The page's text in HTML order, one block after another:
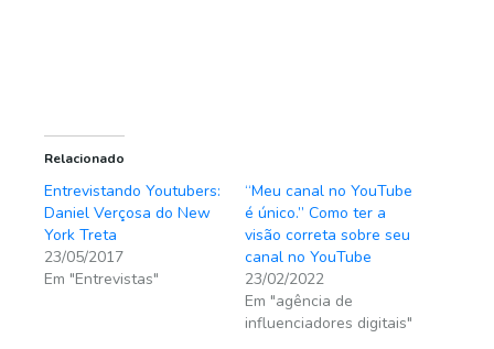
Relacionado
Entrevistando Youtubers:
Daniel Verçosa do New
York Treta
23/05/2017
Em "Entrevistas"
“Meu canal no YouTube
é único.” Como ter a
visão correta sobre seu
canal no YouTube
23/02/2022
Em "agência de
influenciadores digitais"